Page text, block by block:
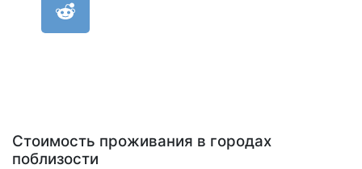
Стоимость проживания в городах
поблизости